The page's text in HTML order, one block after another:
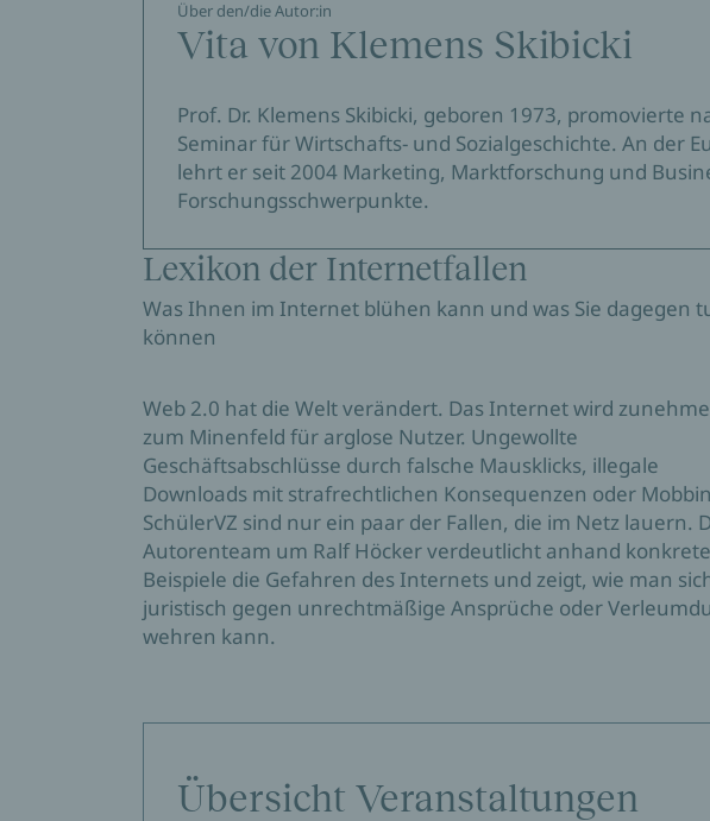
Über den/die Autor:in
Vita von Klemens Skibicki
Prof. Dr. Klemens Skibicki, geboren 1973, promovierte
Seminar für Wirtschafts- und Sozialgeschichte. An der
lehrt er seit 2004 Marketing, Marktforschung und
Forschungsschwerpunkte.
Lexikon der Internetfallen
Was Ihnen im Internet blühen kann und was Sie dagegen
können
Web 2.0 hat die Welt verändert. Das Internet wird
zum Minenfeld für arglose Nutzer. Ungewollte
Geschäftsabschlüsse durch falsche Mausklicks, illegale
Downloads mit strafrechtlichen Konsequenzen oder
SchülerVZ sind nur ein paar der Fallen, die im Netz lauern.
Autorenteam um Ralf Höcker verdeutlicht anhand
Beispiele die Gefahren des Internets und zeigt, wie man
juristisch gegen unrechtmäßige Ansprüche oder
wehren kann.
Übersicht Veranstaltungen